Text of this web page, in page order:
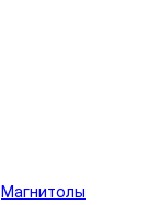
Магнитолы